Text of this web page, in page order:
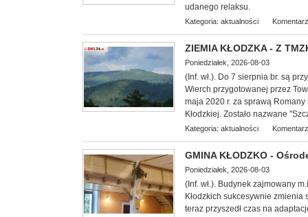
udanego relaksu.
Kategoria: aktualności
ZIEMIA KŁODZKA - Z
Poniedziałek, 2026-08-03
(Inf. wł.). Do 7 sierpnia br. są
Wierch przygotowanej przez
maja 2020 r. za sprawą Romany
Kłodzkiej. Zostało nazwane
Kategoria: aktualności
GMINA KŁODZKO -
Poniedziałek, 2026-08-03
(Inf. wł.). Budynek zajmowany
Kłodzkich su kcesywnie zmienia
teraz przyszedł czas na